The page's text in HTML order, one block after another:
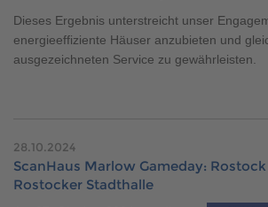
Dieses Ergebnis unterstreicht unser
energieeffiziente Häuser anzubieten und
ausgezeichneten Service zu gewährleisten.
28.10.2024
ScanHaus Marlow Gameday:
Rostocker Stadthalle